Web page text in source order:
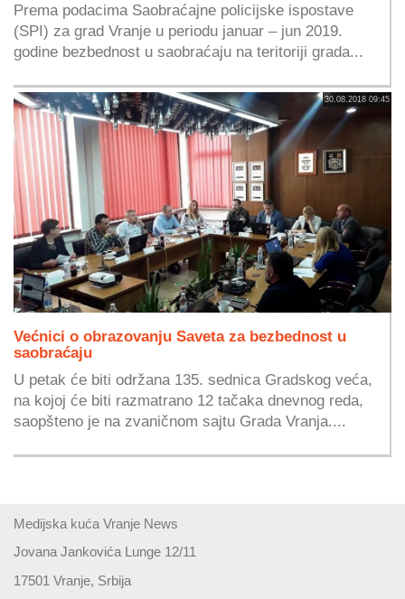
Prema podacima Saobraćajne policijske ispostave
(SPI) za grad Vranje u periodu januar – jun 2019.
godine bezbednost u saobraćaju na teritoriji grada...
30.08.2018 09:45
Većnici o obrazovanju Saveta za bezbednost u
saobraćaju
U petak će biti održana 135. sednica Gradskog veća,
na kojoj će biti razmatrano 12 tačaka dnevnog reda,
saopšteno je na zvaničnom sajtu Grada Vranja....
Medijska kuća Vranje News
Jovana Jankovića Lunge 12/11
17501 Vranje, Srbija